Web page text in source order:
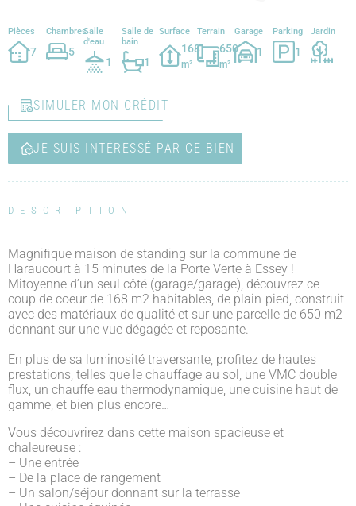
Pièces
7
Chambres
5
Salle
d'eau
1
Salle de
bain
1
Surface
168
m²
Terrain
650
m²
Garage
1
Parking
1
Jardin
SIMULER MON CRÉDIT
JE SUIS INTÉRESSÉ PAR CE BIEN
DESCRIPTION
Magnifique maison de standing sur la commune de
Haraucourt à 15 minutes de la Porte Verte à Essey !
Mitoyenne d’un seul côté (garage/garage), découvrez ce
coup de coeur de 168 m2 habitables, de plain-pied, construit
avec des matériaux de qualité et sur une parcelle de 650 m2
donnant sur une vue dégagée et reposante.
En plus de sa luminosité traversante, profitez de hautes
prestations, telles que le chauffage au sol, une VMC double
flux, un chauffe eau thermodynamique, une cuisine haut de
gamme, et bien plus encore…
Vous découvrirez dans cette maison spacieuse et
chaleureuse :
– Une entrée
– De la place de rangement
– Un salon/séjour donnant sur la terrasse